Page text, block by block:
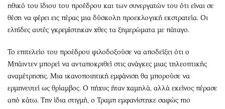
ηθικό του ίδιου του προέδρου και των συνεργατών του ότι είναι σε
θέση να φέρει εις πέρας μια δύσκολη προεκλογική εκστρατεία. Οι
ελπίδες αυτές γκρεμίστηκαν χθες τα ξημερώματα με πάταγο.
Το επιτελείο του προέδρου φιλοδοξούσε να αποδείξει ότι ο
Μπάιντεν μπορεί να ανταποκριθεί στις ανάγκες μιας τηλεοπτικής
αναμέτρησης. Μια ικανοποιητική εμφάνιση θα μπορούσε να
ερμηνευτεί ως θρίαμβος. Ο πήχυς ήταν χαμηλά, αλλά εκείνος πέρασε
από κάτω. Την ίδια στιγμή, ο Τραμπ εμφανίστηκε σαφώς πιο